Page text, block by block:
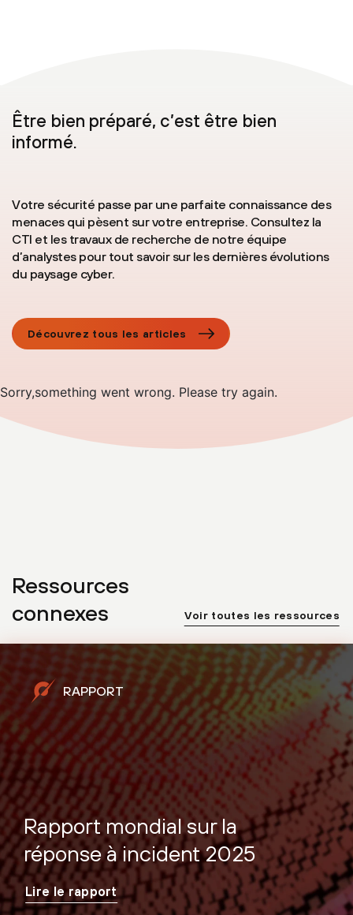
EXERCICES PURPLE TEAM
BILAN DE PRÉPARATION À UNE COMPROMISSION
AUDIT DE CYBERSÉCURITÉ PRÉALABLE AUX
FUSIONS-ACQUISITIONS
Être bien préparé, c’est être bien
informé.
Votre sécurité passe par une parfaite connaissance des
menaces qui pèsent sur votre entreprise. Consultez la
CTI et les travaux de recherche de notre équipe
d’analystes pour tout savoir sur les dernières évolutions
du paysage cyber.
Découvrez tous les articles
Sorry,something went wrong. Please try again.
Ressources
connexes
Voir toutes les ressources
RAPPORT
Rapport mondial sur la
réponse à incident 2025
Lire le rapport